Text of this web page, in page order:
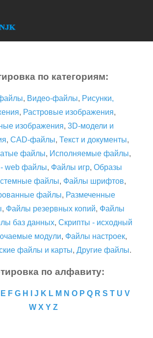
по категориям:
, Видео-файлы, Рисунки,
, Растровые изображения,
изображения, 3D-модели и
, CAD-файлы, Текст и документы,
файлы, Исполняемые файлы,
- web файлы, Файлы игр, Образы
файлы, Файлы шрифтов,
файлы, Размеченные
, Файлы резервных копий, Файлы
баз данных, Скрипты - исходный
модули, Файлы настроек,
файлы и карты, Другие файлы.
по алфавиту:
E F G H J K L M N O P Q R S T U V
W X Y Z